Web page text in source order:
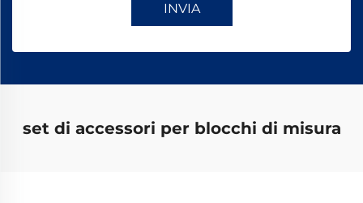
INVIA
set di accessori per blocchi di misura